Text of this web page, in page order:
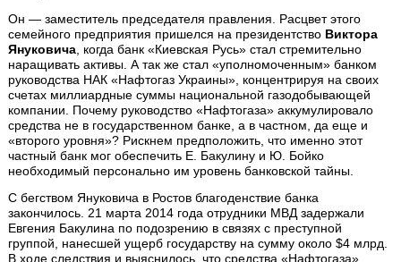
Он — заместитель председателя правления. Расцвет этого
семейного предприятия пришелся на президентство Виктора
Януковича , когда банк «Киевская Русь» стал стремительно
наращивать активы. А так же стал «уполномоченным» банком
руководства НАК «Нафтогаз Украины», концентрируя на своих
счетах миллиардные суммы национальной газодобывающей
компании. Почему руководство «Нафтогаза» аккумулировало
средства не в государственном банке, а в частном, да еще и
«второго уровня»? Рискнем предположить, что именно этот
частный банк мог обеспечить Е. Бакулину и Ю. Бойко
необходимый персонально им уровень банковской тайны.
С бегством Януковича в Ростов благоденствие банка
закончилось. 21 марта 2014 года отрудники МВД задержали
Евгения Бакулина по подозрению в связях с преступной
группой, нанесшей ущерб государству на сумму около $4 млрд.
В ходе следствия и выяснилось, что средства «Нафтогаза»